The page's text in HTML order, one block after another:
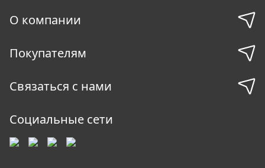
О компании
Покупателям
Связаться с нами
Социальные сети